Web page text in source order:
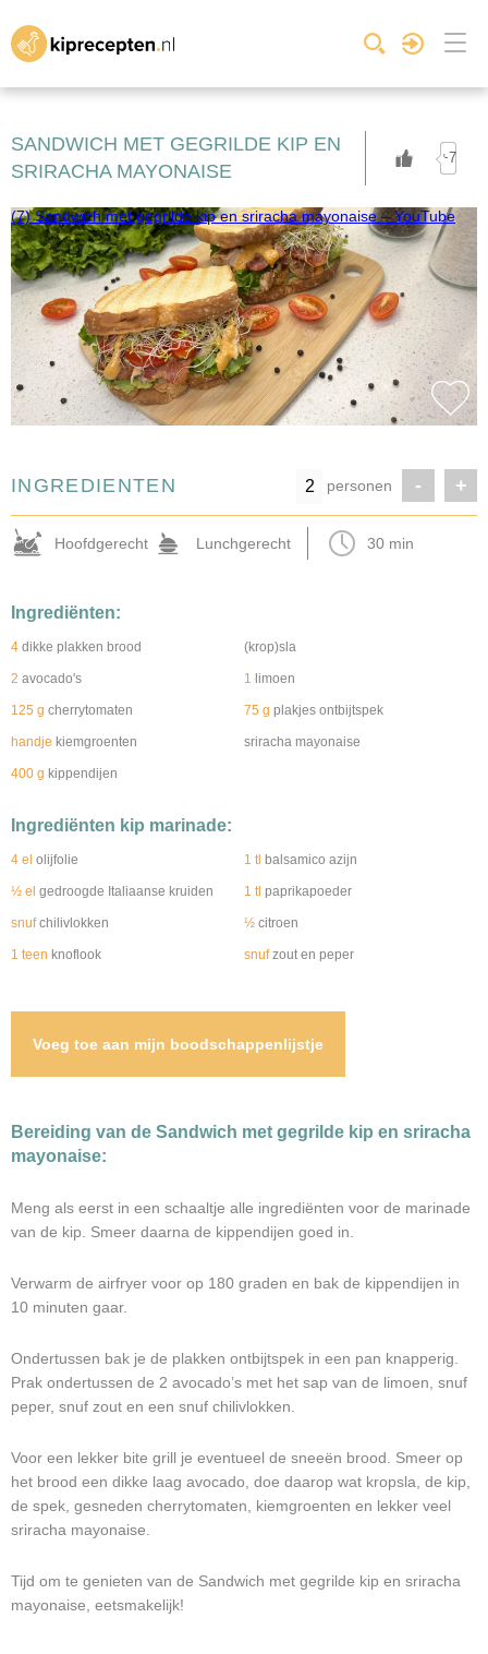
SANDWICH MET GEGRILDE KIP EN
SRIRACHA MAYONAISE
+7
(7) Sandwich met gegrilde kip en sriracha mayonaise – YouTube
INGREDIENTEN personen - +
Hoofdgerecht Lunchgerecht 30 min
Ingrediënten:
4 dikke plakken brood (krop)sla
2 avocado's 1 limoen
125 g cherrytomaten 75 g plakjes ontbijtspek
handje kiemgroenten sriracha mayonaise
400 g kippendijen
Ingrediënten kip marinade:
4 el olijfolie 1 tl balsamico azijn
½ el gedroogde Italiaanse kruiden 1 tl paprikapoeder
snufchilivlokken ½ citroen
1 teen knoflook snufzout en peper
Voeg toe aan mijn boodschappenlijstje
Bereiding van de Sandwich met gegrilde kip en sriracha
mayonaise:
Meng als eerst in een schaaltje alle ingrediënten voor de marinade
van de kip. Smeer daarna de kippendijen goed in.
Verwarm de airfryer voor op 180 graden en bak de kippendijen in
10 minuten gaar.
Ondertussen bak je de plakken ontbijtspek in een pan knapperig.
Prak ondertussen de 2 avocado’s met het sap van de limoen, snuf
peper, snuf zout en een snuf chilivlokken.
Voor een lekker bite grill je eventueel de sneeën brood. Smeer op
het brood een dikke laag avocado, doe daarop wat kropsla, de kip,
de spek, gesneden cherrytomaten, kiemgroenten en lekker veel
sriracha mayonaise.
Tijd om te genieten van de Sandwich met gegrilde kip en sriracha
mayonaise, eetsmakelijk!